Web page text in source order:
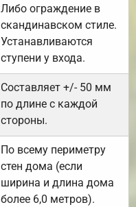
Либо ограждение в
скандинавском стиле.
Устанавливаются
ступени у входа.
Составляет +/- 50 мм
по длине с каждой
стороны.
По всему периметру
стен дома (если
ширина и длина дома
более 6,0 метров).